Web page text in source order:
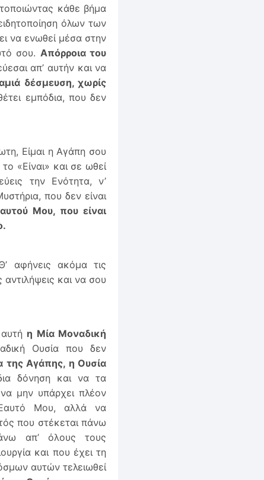
κάθε βήμα
όλων των
να ενωθεί μέσα στην
σου. Απόρροια του
απ’ αυτήν και να
δέσμευση, χωρίς
εμπόδια, που δεν
Είμαι η Αγάπη σου
«Είναι» και σε ωθεί
την Ενότητα, ν’
που δεν είναι
Μου, που είναι
αφήνεις ακόμα τις
και να σου
η Μία Μοναδική
Ουσία που δεν
της Αγάπης, η Ουσία
δόνηση και να τα
μην υπάρχει πλέον
Μου, αλλά να
που στέκεται πάνω
απ’ όλους τους
και που έχει τη
αυτών τελειωθεί